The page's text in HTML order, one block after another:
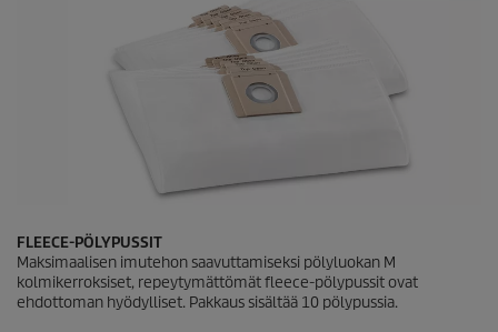
FLEECE-PÖLYPUSSIT
Maksimaalisen imutehon saavuttamiseksi pölyluokan M
kolmikerroksiset, repeytymättömät fleece-pölypussit ovat
ehdottoman hyödylliset. Pakkaus sisältää 10 pölypussia.